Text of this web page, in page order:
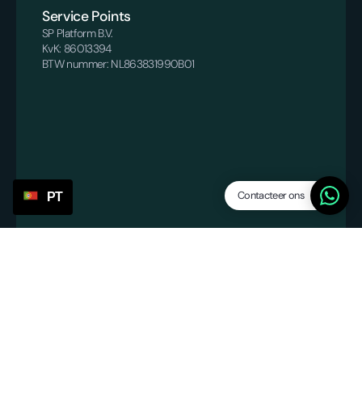
Contacteer ons
Service Points
SP Platform B.V.
KvK: 86013394
BTW nummer: NL863831990B01
PT